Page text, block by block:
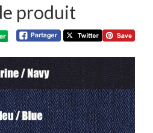
produit